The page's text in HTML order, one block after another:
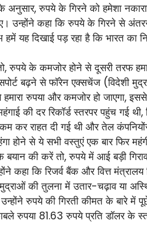
रुपये के गिरने को हमेशा
कहा कि रुपये के गिरने से
दिखाई पड़ रहा है कि भारत का
के कमजोर होने से दूसरी तरफ
बढ़ने से फॉरेन एक्सचेंज (विदेशी
रुपया और कमजोर हो जाएगा,
की दर रिकॉर्ड स्तरपर पहुंच गई
कर राहत दी गई थी और तेल
होने से ये सभी वस्तुएं एक बार फिर
बयान की करें तो, रुपये में आई बड़ी
कि रिजर्व बैंक और वित्त मंत्रालय
की तुलना में उतार-चढ़ाव या
रुपये की गिरती कीमत के बारे में
रुपया 81.63 रुपये प्रति डॉलर के